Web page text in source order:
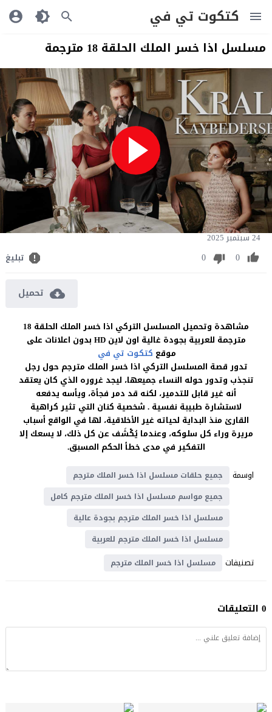
كتكوت تي في
مسلسل اذا خسر الملك الحلقة 18 مترجمة
24 سبتمبر 2025
0
0 تبليغ
تحميل
مشاهدة وتحميل المسلسل التركي اذا خسر الملك الحلقة 18
مترجمة للعربية بجودة غالية اون لاين HD بدون اعلانات على
موقع كتكوت تي في
تدور قصة المسلسل التركي اذا خسر الملك مترجم حول رجل
تنجذب وتدور حوله النساء جميعها، ليجد غروره الذي كان يعتقد
أنه غير قابل للتدمير، لكنه قد دمر فجأة، ويأسه يدفعه
لاستشارة طبيبة نفسية . شخصية كنان التي تثير كراهية
القارئ منذ البداية لحياته غير الأخلاقية، لها في الواقع أسباب
مريرة وراء كل سلوكه، وعندما يُكْشَف عن كل ذلك، لا يسعك إلا
التفكير في مدى خطأ الحكم المسبق.
اوسمة
جميع حلقات مسلسل اذا خسر الملك مترجم
جميع مواسم مسلسل اذا خسر الملك مترجم كامل
مسلسل اذا خسر الملك مترجم بجودة عالية
مسلسل اذا خسر الملك مترجم للعربية
تصنيفات مسلسل اذا خسر الملك مترجم
0 التعليقات